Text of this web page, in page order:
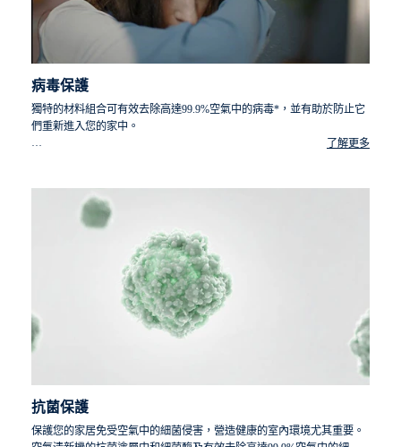
病毒保護
獨特的材料組合可有效去除高達99.9%空氣中的病毒*，並有助於防止它
們重新進入您的家中。
了解更多
抗菌保護
保護您的家居免受空氣中的細菌侵害，營造健康的室內環境尤其重要。